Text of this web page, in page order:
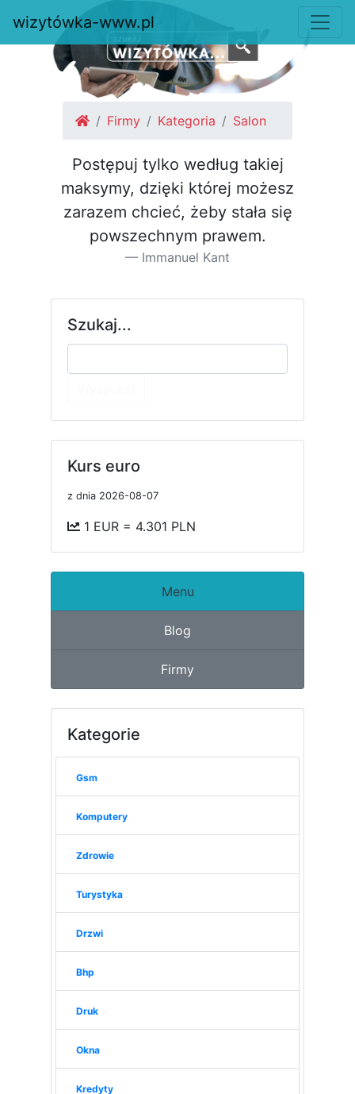
Firmy Kategoria Salon
Postępuj tylko według takiej
maksymy, dzięki której możesz
za­razem chcieć, żeby stała się
pow­szechnym prawem.
Immanuel Kant
wizytówka-www.pl
Szukaj...
Kurs euro
z dnia 2026-08-07
1 EUR = 4.301 PLN
Menu
Blog
Firmy
Kategorie
Gsm
Komputery
Zdrowie
Turystyka
Drzwi
Bhp
Druk
Okna
Kredyty